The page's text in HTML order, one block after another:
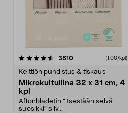
3810arvostelut (1,00/kpl)
Keittiön puhdistus & tiskaus
Mikrokuituliina 32 x 31 cm, 4
kpl
Aftonbladetin "itsestään selvä
suosikki" siiv...
4.5viidestä